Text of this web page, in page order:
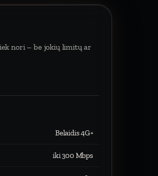
nori – be jokių limitų ar
Belaidis 4G+
iki 300 Mbps